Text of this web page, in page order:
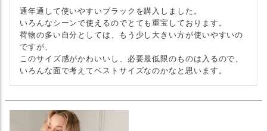
通年通して使いやすいブラックを購入しました。
いろんなシーンで使えるのでとても重宝しております。
荷物の多い自分としては、もう少し大きい方が使いやすいの
ですが、
このサイズ感がかわいいし、必要最低限のものは入るので、